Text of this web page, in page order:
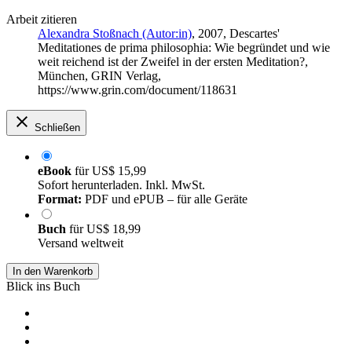
Arbeit zitieren
Alexandra Stoßnach (Autor:in), 2007, Descartes'
Meditationes de prima philosophia: Wie begründet und wie
weit reichend ist der Zweifel in der ersten Meditation?,
München, GRIN Verlag,
https://www.grin.com/document/118631
Schließen
eBook fürUS$ 15,99
Sofort herunterladen. Inkl. MwSt.
Format: PDF und ePUB – für alle Geräte
Buch fürUS$ 18,99
Versand weltweit
In den Warenkorb
Blick ins Buch